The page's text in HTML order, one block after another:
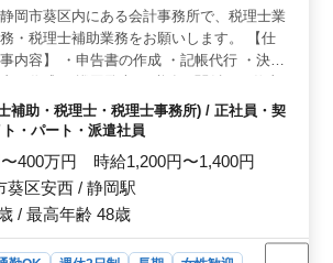
静岡市葵区内にある会計事務所で、税理士業
務・税理士補助業務をお願いします。 【仕
事内容】 ・申告書の作成 ・記帳代行 ・決算
全般 ・経営アドバイス ◯能力に合わせお仕
事をお願いしていきますので、ブランクある
すい関係性ができています。 ◯税理士資格
保有者歓迎 ☆50代以上のベテラン経験者・
シニア世代大歓迎の企業です。是非ご応募下
さい。
補助・税理士・税理士事務所) / 正社員・契
・パート・派遣社員
〜400万円 時給1,200円〜1,400円
葵区安西 / 静岡駅
/ 最高年齢 48歳